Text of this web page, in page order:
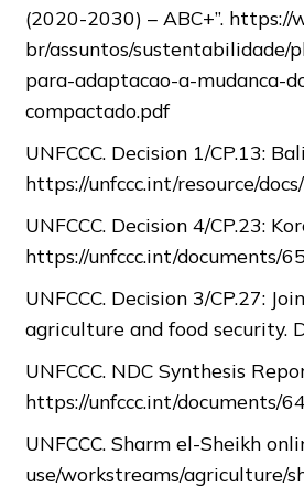
(2020-2030) – ABC+”.
br/assuntos/sustentabilidade/
para-adaptacao-a-mudanca-
compactado.pdf
UNFCCC. Decision 1/CP.13:
https://unfccc.int/resource/
UNFCCC. Decision 4/CP.23:
https://unfccc.int/documents/
UNFCCC. Decision 3/CP.27:
agriculture and food security.
UNFCCC. NDC Synthesis
https://unfccc.int/documents/
UNFCCC. Sharm el-Sheikh
use/workstreams/agriculture/